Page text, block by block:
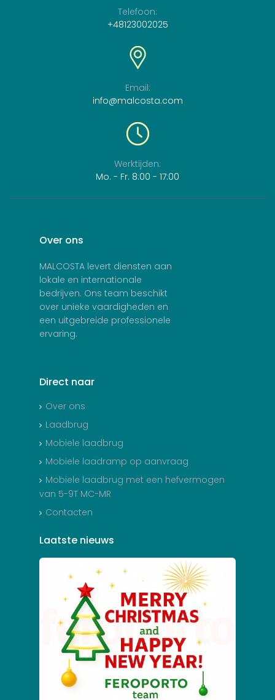
Telefoon:
+48123002025
Email:
info@malcosta.com
Werktijden:
Mo. - Fr. 8:00 - 17:00
Over ons
MALCOSTA levert diensten aan
lokale en internationale
bedrijven. Ons team beschikt
over unieke vaardigheden en
een uitgebreide professionele
ervaring.
Direct naar
Over ons
Laadbrug
Mobiele laadbrug
Mobiele laadramp op aanvraag
Mobiele laadbrug met een hefvermogen
van 5-9T MC-MR
Contacten
Laatste nieuws